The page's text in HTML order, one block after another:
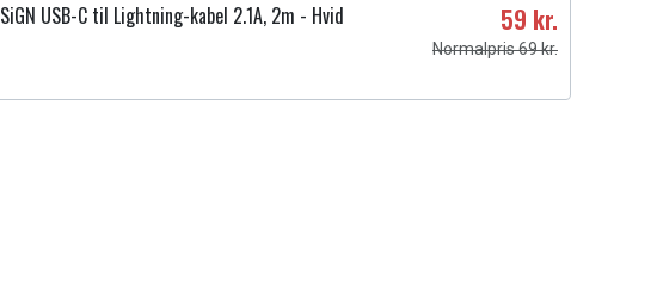
SiGN USB-C til Lightning-kabel 2.1A, 2m - Hvid 59 kr.
Normalpris 69 kr.